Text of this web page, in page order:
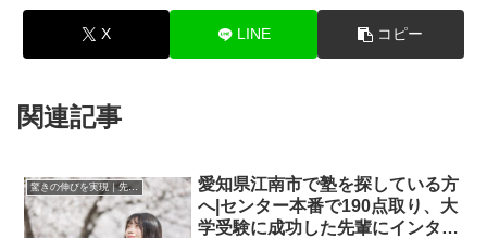
X LINE コピー
関連記事
驚きの伸びを実現｜先輩列伝
愛知県江南市で塾を探している方
へ|センター本番で190点取り、大
学受験に成功した先輩にインタビ